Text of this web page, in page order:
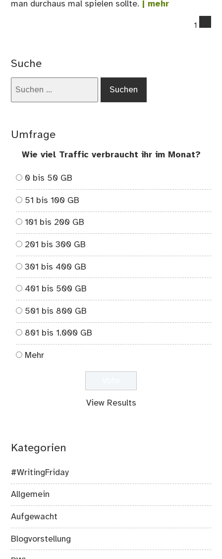
man durchaus mal spielen sollte. | mehr
1
Suche
Umfrage
Wie viel Traffic verbraucht ihr im Monat?
0 bis 50 GB
51 bis 100 GB
101 bis 200 GB
201 bis 300 GB
301 bis 400 GB
401 bis 500 GB
501 bis 800 GB
801 bis 1.000 GB
Mehr
View Results
Kategorien
#WritingFriday
Allgemein
Aufgewacht
Blogvorstellung